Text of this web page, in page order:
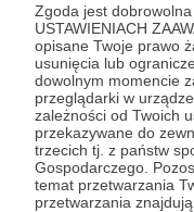
Zgoda jest
USTAWIENIACH
opisane Twoje prawo
usunięcia lub
dowolnym momencie
przeglądarki w
zależności od Twoich
przekazywane do
trzecich tj. z państw
Gospodarczego.
temat przetwarzania
przetwarzania
Dołącz
Wesprzyj